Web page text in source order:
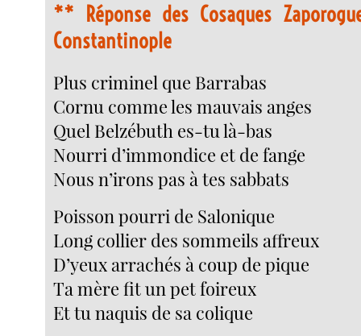
** Réponse des Cosaques
Constantinople
Plus criminel que Barrabas
Cornu comme les mauvais anges
Quel Belzébuth es-tu là-bas
Nourri d’immondice et de fange
Nous n’irons pas à tes sabbats
Poisson pourri de Salonique
Long collier des sommeils affreux
D’yeux arrachés à coup de pique
Ta mère fit un pet foireux
Et tu naquis de sa colique